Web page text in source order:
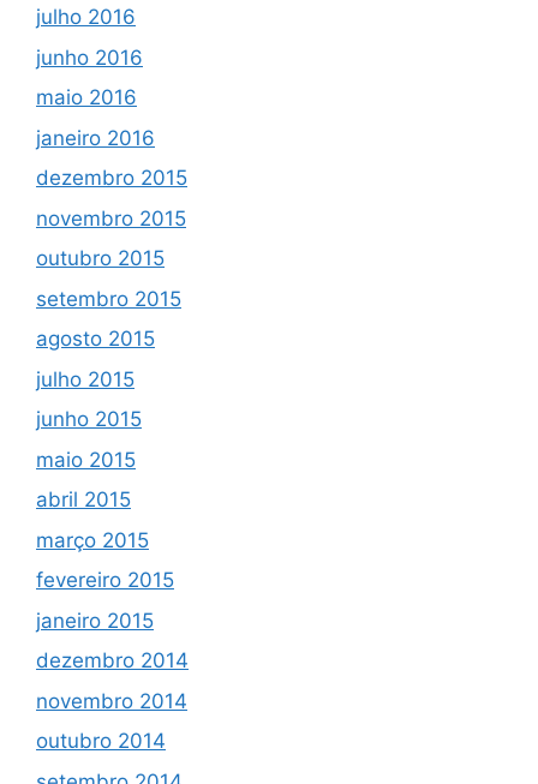
julho 2016
junho 2016
maio 2016
janeiro 2016
dezembro 2015
novembro 2015
outubro 2015
setembro 2015
agosto 2015
julho 2015
junho 2015
maio 2015
abril 2015
março 2015
fevereiro 2015
janeiro 2015
dezembro 2014
novembro 2014
outubro 2014